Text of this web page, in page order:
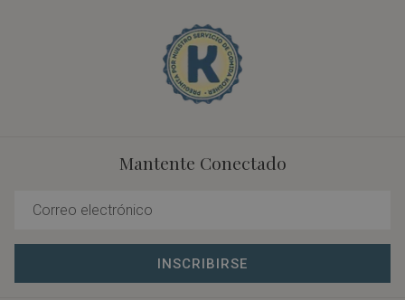
Mantente Conectado
INSCRIBIRSE